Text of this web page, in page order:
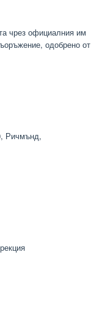
чрез официалния им
одобрено от
Ричмънд,